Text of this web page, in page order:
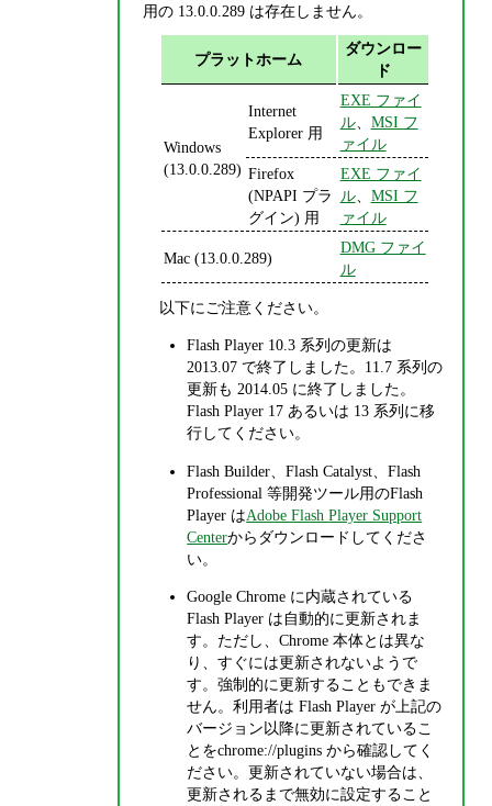
用の 13.0.0.289 は存在しません。
プラットホーム
ダウンロー
ド
Windows
(13.0.0.289)
Internet
Explorer 用
EXE ファイ
ル、 MSI フ
ァイル
Firefox
(NPAPI プラ
グイン) 用
EXE ファイ
ル、 MSI フ
ァイル
Mac (13.0.0.289)
DMG ファイ
ル
以下にご注意ください。
Flash Player 10.3 系列の更新は
2013.07 で終了しました。11.7 系列の
更新も 2014.05 に終了しました。
Flash Player 17 あるいは 13 系列に移
行してください。
Flash Builder、Flash Catalyst、Flash
Professional 等開発ツール用のFlash
Player はAdobe Flash Player Support
Centerからダウンロードしてくださ
い。
Google Chrome に内蔵されている
Flash Player は自動的に更新されま
す。ただし、Chrome 本体とは異な
り、すぐには更新されないようで
す。強制的に更新することもできま
せん。利用者は Flash Player が上記の
バージョン以降に更新されているこ
とをchrome://plugins から確認してく
ださい。更新されていない場合は、
更新されるまで無効に設定すること